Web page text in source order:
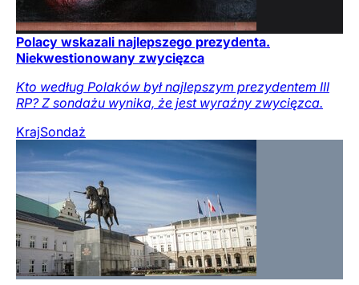
Polacy wskazali najlepszego prezydenta.
Niekwestionowany zwycięzca
Kto według Polaków był najlepszym prezydentem III
RP? Z sondażu wynika, że jest wyraźny zwycięzca.
KrajSondaż